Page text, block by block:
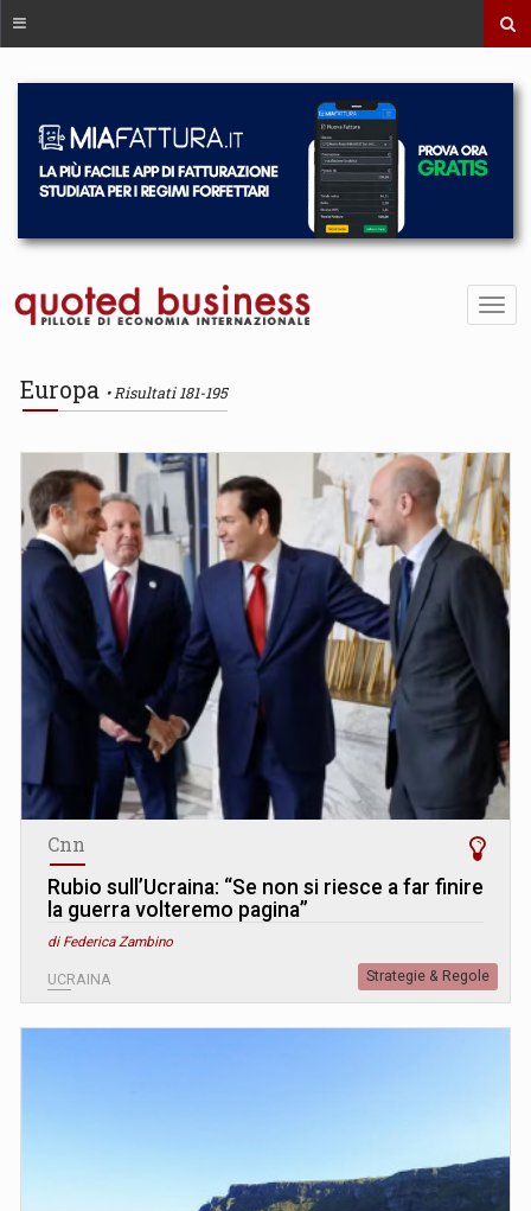
Europa Risultati 181-195
Cnn
Rubio sull’Ucraina: “Se non si riesce a far finire
la guerra volteremo pagina”
di Federica Zambino
UCRAINA Strategie & Regole